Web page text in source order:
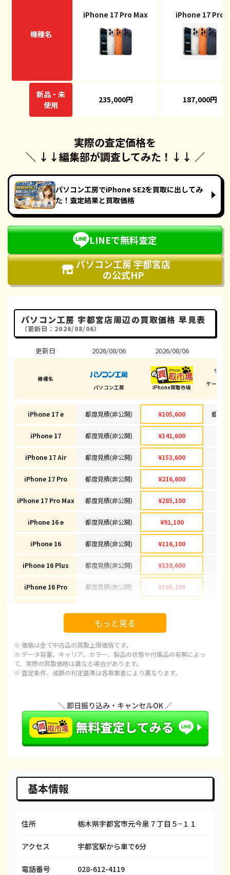
機種名
iPhone 17 Pro Max iPhone 17 Pro
新品・未
使用
235,000円 187,000円
＼ ↓↓
実際の査定価格を
編集部が調査してみた！ ↓↓ ／
パソコン工房でiPhone SE2を買取に出してみ
た！査定結果と買取価格
LINEで無料査定
パソコン工房 宇都宮店
の公式HP
パソコン工房 宇都宮店周辺の買取価格 早見表
（更新日：2026/08/06）
更新日
機種名
iPhone 17 e
iPhone 17
iPhone 17 Air
iPhone 17 Pro
iPhone 17 Pro Max
iPhone 16 e
iPhone 16
iPhone 16 Plus
iPhone 16 Pro
iPhone 15 Plus
iPhone 15 Pro
iPhone 14 Plus
iPhone 14
iPhone 14 Pro Max
iPhone SE 3
iPhone 13
iPhone 13 mini
iPhone 13 Pro
2026/08/06
パソコン工房
都度見積(非公開)
都度見積(非公開)
都度見積(非公開)
都度見積(非公開)
都度見積(非公開)
都度見積(非公開)
都度見積(非公開)
都度見積(非公開)
都度見積(非公開)
都度見積(非公開)
都度見積(非公開)
都度見積(非公開)
都度見積(非公開)
都度見積(非公開)
都度見積(非公開)
都度見積(非公開)
都度見積(非公開)
2026/08/06
iPhone買取市場
¥105,600
¥141,600
¥153,600
¥216,600
¥285,100
¥91,100
¥116,100
¥130,600
¥166,100
¥92,100
¥97,100
¥120,100
¥66,600
¥29,600
¥58,100
ケータイ
都度
都度
もっと見る
※ 価格は全て中古品の買取上限価格です。
※ データ容量、キャリア、カラー、製品の状態や付属品の有無によっ
て、実際の買取価格は異なる場合があります。
※ 査定条件、減額の判定基準は各事業者により異なります。
基本情報
住所 栃木県宇都宮市元今泉７丁目５−１１
アクセス 宇都宮駅から車で6分
電話番号 028-612-4119